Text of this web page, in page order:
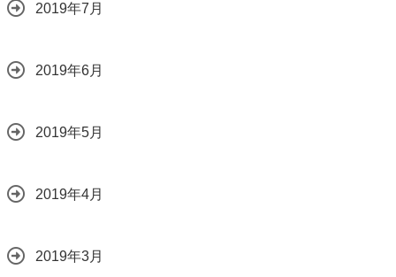
2019年7月
2019年6月
2019年5月
2019年4月
2019年3月